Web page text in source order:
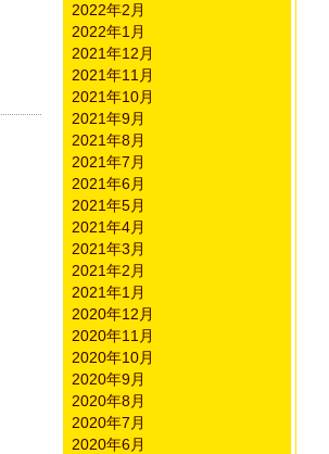
2022年2月
2022年1月
2021年12月
2021年11月
2021年10月
2021年9月
2021年8月
2021年7月
2021年6月
2021年5月
2021年4月
2021年3月
2021年2月
2021年1月
2020年12月
2020年11月
2020年10月
2020年9月
2020年8月
2020年7月
2020年6月